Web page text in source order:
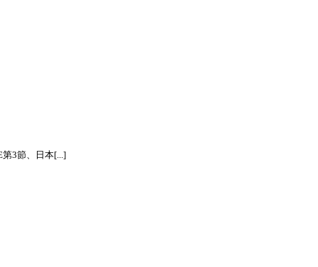
3節、日本[...]